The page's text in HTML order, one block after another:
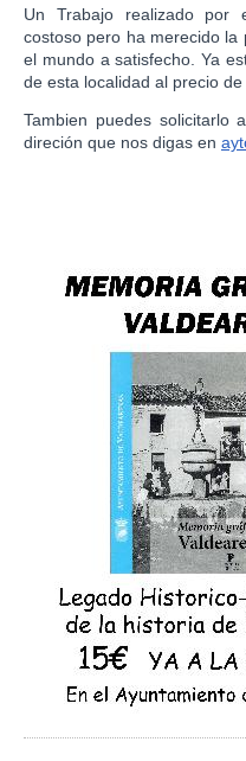
Un Trabajo realizado por
costoso pero ha merecido
el mundo a satisfecho. Ya
de esta localidad al precio
Tambien puedes
direción que nos digas en